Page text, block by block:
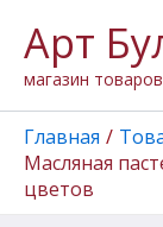
содержимому
Арт
магазин
Главная
Масляная
цветов
товара
Масляная
пастель
Малевичъ
цветов